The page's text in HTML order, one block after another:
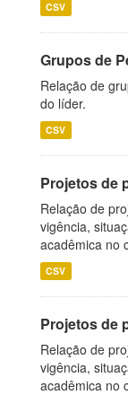
CSV
Grupos de
Relação de
do líder.
CSV
Projetos de
Relação de
vigência,
acadêmica no
CSV
Projetos de
Relação de
vigência,
acadêmica no